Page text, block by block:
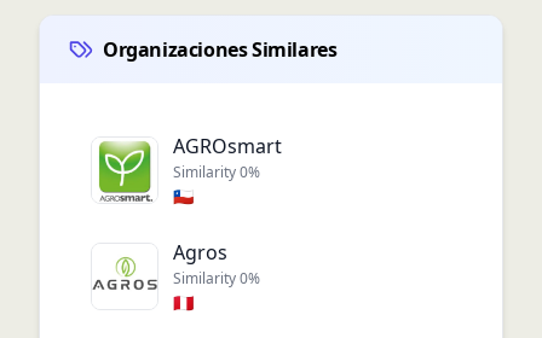
Organizaciones Similares
AGROsmart
Similarity0%
🇨🇱
Agros
Similarity0%
🇵🇪